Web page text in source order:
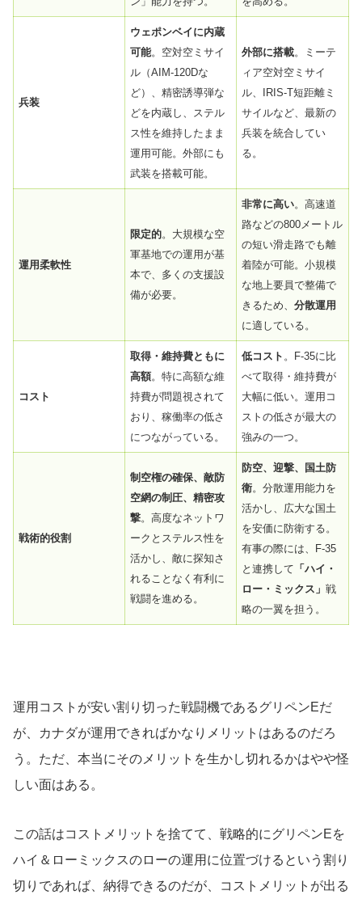
兵装
ウェポンベイに内蔵
可能。空対空ミサイ
ル（AIM-120Dな
ど）、精密誘導弾な
どを内蔵し、ステル
ス性を維持したまま
運用可能。外部にも
武装を搭載可能。
外部に搭載。ミーテ
ィア空対空ミサイ
ル、IRIS-T短距離ミ
サイルなど、最新の
兵装を統合してい
る。
運用柔軟性
限定的。大規模な空
軍基地での運用が基
本で、多くの支援設
備が必要。
非常に高い。高速道
路などの800メートル
の短い滑走路でも離
着陸が可能。小規模
な地上要員で整備で
きるため、分散運用
に適している。
コスト
取得・維持費ともに
高額。特に高額な維
持費が問題視されて
おり、稼働率の低さ
につながっている。
低コスト 。F-35に比
べて取得・維持費が
大幅に低い。運用コ
ストの低さが最大の
強みの一つ。
戦術的役割
制空権の確保、敵防
空網の制圧、精密攻
撃。高度なネットワ
ークとステルス性を
活かし、敵に探知さ
れることなく有利に
戦闘を進める。
防空、迎撃、国土防
衛。分散運用能力を
活かし、広大な国土
を安価に防衛する。
有事の際には、F-35
と連携して 「ハイ・
ロー・ミックス」戦
略の一翼を担う。
運用コストが安い割り切った戦闘機であるグリペンEだ
が、カナダが運用できればかなりメリットはあるのだろ
う。ただ、本当にそのメリットを生かし切れるかはやや怪
しい面はある。
この話はコストメリットを捨てて、戦略的にグリペンEを
ハイ＆ローミックスのローの運用に位置づけるという割り
切りであれば、納得できるのだが、コストメリットが出る